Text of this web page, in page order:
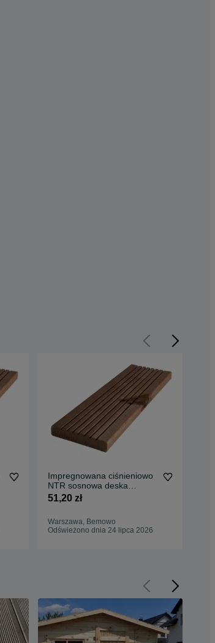
Impregnowana ciśnieniowo
NTR sosnowa deska
tarasowa A/B 27x145x4000
51,20 zł
Warszawa, Bemowo
Odświeżono dnia 24 lipca 2026